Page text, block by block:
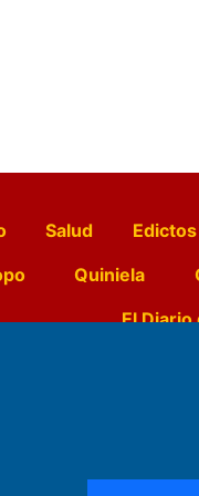
Salud Edictos
Quiniela
El Diario